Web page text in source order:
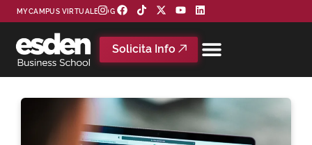
MYCAMPUS VIRTUAL BLOG
Solicita Info